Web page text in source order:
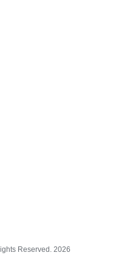
Reserved. 2026